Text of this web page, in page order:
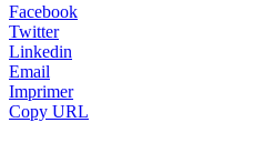
Facebook
Twitter
Linkedin
Email
Imprimer
Copy URL